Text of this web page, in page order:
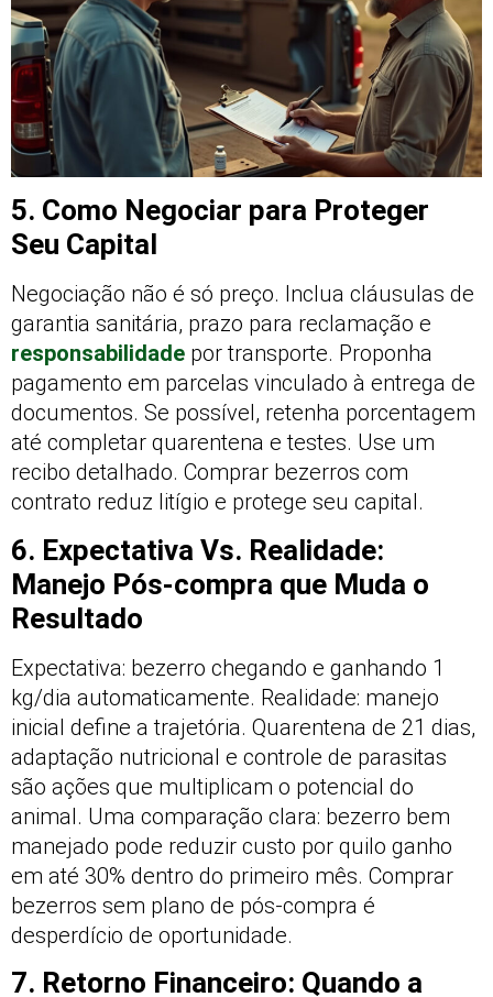
5. Como Negociar para Proteger
Seu Capital
Negociação não é só preço. Inclua cláusulas de
garantia sanitária, prazo para reclamação e
responsabilidade por transporte. Proponha
pagamento em parcelas vinculado à entrega de
documentos. Se possível, retenha porcentagem
até completar quarentena e testes. Use um
recibo detalhado. Comprar bezerros com
contrato reduz litígio e protege seu capital.
6. Expectativa Vs. Realidade:
Manejo Pós-compra que Muda o
Resultado
Expectativa: bezerro chegando e ganhando 1
kg/dia automaticamente. Realidade: manejo
inicial define a trajetória. Quarentena de 21 dias,
adaptação nutricional e controle de parasitas
são ações que multiplicam o potencial do
animal. Uma comparação clara: bezerro bem
manejado pode reduzir custo por quilo ganho
em até 30% dentro do primeiro mês. Comprar
bezerros sem plano de pós-compra é
desperdício de oportunidade.
7. Retorno Financeiro: Quando a